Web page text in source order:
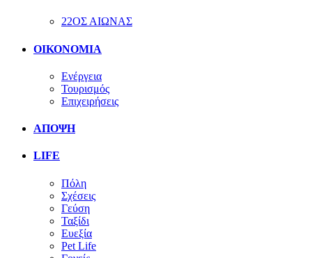
22ΟΣ ΑΙΩΝΑΣ
ΟΙΚΟΝΟΜΙΑ
Ενέργεια
Τουρισμός
Επιχειρήσεις
ΑΠΟΨΗ
LIFE
Πόλη
Σχέσεις
Γεύση
Ταξίδι
Ευεξία
Pet Life